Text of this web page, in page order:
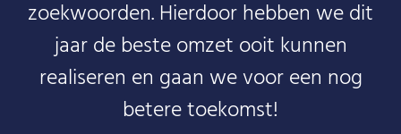
zoekwoorden. Hierdoor hebben we dit
jaar de beste omzet ooit kunnen
realiseren en gaan we voor een nog
betere toekomst!